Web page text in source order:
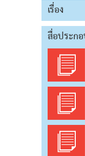
เรื่อง
สื่อประก